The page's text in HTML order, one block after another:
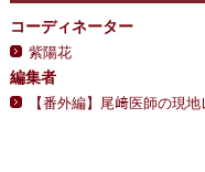
コーディネーター
紫陽花
編集者
【番外編】尾﨑医師の現